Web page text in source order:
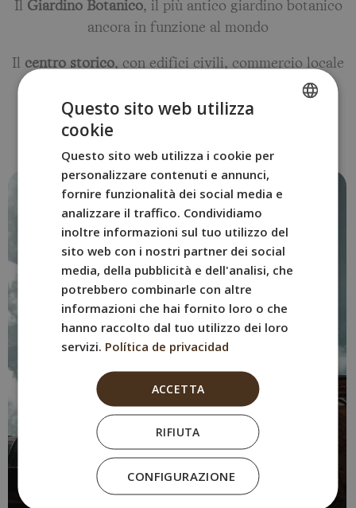
Il Giardino Botanico, il più antico giardino botanico
ancora in funzione al mondo
Il centro storico, con edifici civili, commercio locale
ENGLISH
GERMAN
Questo sito web utilizza
cookie
Questo sito web utilizza i cookie per
personalizzare contenuti e annunci,
fornire funzionalità dei social media e
analizzare il traffico. Condividiamo
inoltre informazioni sul tuo utilizzo del
sito web con i nostri partner dei social
media, della pubblicità e dell'analisi, che
potrebbero combinarle con altre
informazioni che hai fornito loro o che
hanno raccolto dal tuo utilizzo dei loro
servizi. Política de privacidad
ACCETTA
RIFIUTA
CONFIGURAZIONE